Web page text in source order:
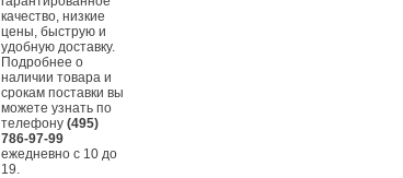
качество, низкие
цены, быструю и
удобную доставку.
Подробнее о
наличии товара и
срокам поставки вы
можете узнать по
телефону (495)
786-97-99
ежедневно с 10 до
19.